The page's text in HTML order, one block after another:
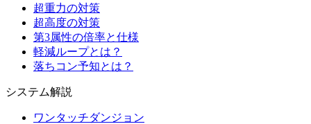
超重力の対策
超高度の対策
第3属性の倍率と仕様
軽減ループとは？
落ちコン予知とは？
システム解説
ワンタッチダンジョン